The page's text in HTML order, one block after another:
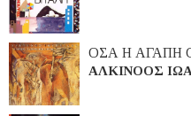
ΟΣΑ Η ΑΓΑΠΗ
ΑΛΚΙΝΟΟΣ